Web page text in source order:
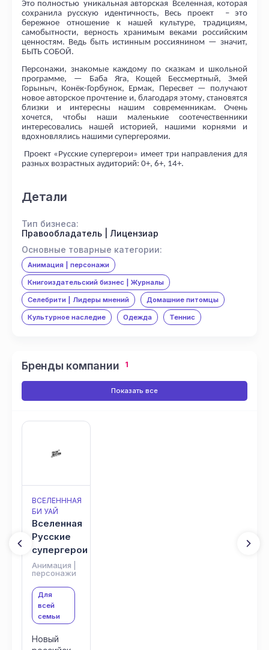
Это полностью уникальная авторская Вселенная, которая
сохранила русскую идентичность, Весь проект – это
бережное отношение к нашей культуре, традициям,
самобытности, верность хранимым веками российским
ценностям. Ведь быть истинным россиянином — значит,
БЫТЬ СОБОЙ.
Персонажи, знакомые каждому по сказкам и школьной
программе, — Баба Яга, Кощей Бессмертный, Змей
Горыныч, Конёк-Горбунок, Ермак, Пересвет — получают
новое авторское прочтение и, благодаря этому, становятся
близки и интересны нашим современникам. Очень
хочется, чтобы наши маленькие соотечественники
интересовались нашей историей, нашими корнями и
вдохновлялись нашими супергероями.
Проект «Русские супергерои» имеет три направления для
разных возрастных аудиторий: 0+, 6+, 14+.
Детали
Тип бизнеса:
Правообладатель | Лицензиар
Основные товарные категории:
Анимация | персонажи
Книгоиздательский бизнес | Журналы
Селебрити | Лидеры мнений Домашние питомцы
Культурное наследие Одежда Теннис
Бренды компании 1
Показать все
ВСЕЛЕНННАЯ
БИ УАЙ
Вселенная
Русские
супергерои
Анимация |
персонажи
Для
всей
семьи
Новый